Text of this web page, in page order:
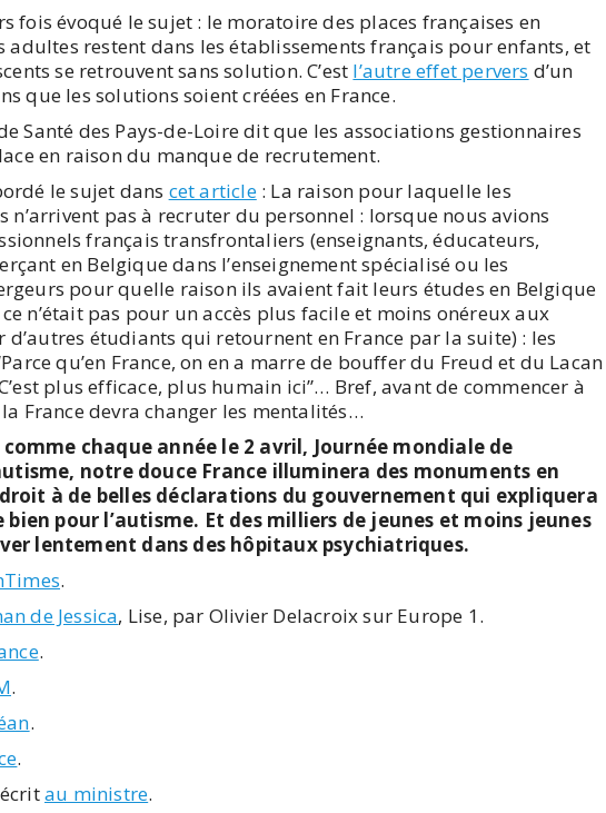
fois évoqué le sujet : le moratoire des places françaises en
adultes restent dans les établissements français pour enfants, et
se retrouvent sans solution. C’est l’autre effet pervers d’un
que les solutions soient créées en France.
Santé des Pays-de-Loire dit que les associations gestionnaires
en raison du manque de recrutement.
le sujet dans cet article: La raison pour laquelle les
n’arrivent pas à recruter du personnel : lorsque nous avions
français transfrontaliers (enseignants, éducateurs,
en Belgique dans l’enseignement spécialisé ou les
pour quelle raison ils avaient fait leurs études en Belgique
n’était pas pour un accès plus facile et moins onéreux aux
d’autres étudiants qui retournent en France par la suite) : les
qu’en France, on en a marre de bouffer du Freud et du Lacan
plus efficace, plus humain ici”… Bref, avant de commencer à
France devra changer les mentalités…
chaque année le 2 avril, Journée mondiale de
notre douce France illuminera des monuments en
à de belles déclarations du gouvernement qui expliquera
pour l’autisme. Et des milliers de jeunes et moins jeunes
lentement dans des hôpitaux psychiatriques.
.
de Jessica, Lise, par Olivier Delacroix sur Europe 1.
.
.
.
.
au ministre.